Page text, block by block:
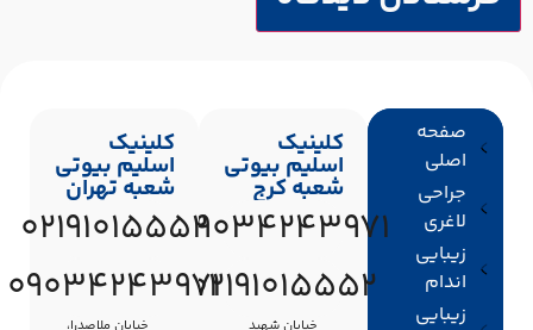
صفحه
اصلی
جراحی
لاغری
زیبایی
اندام
زیبایی
کلینیک
اسلیم بیوتی
شعبه کرج
09034243971
02191015552
کلینیک
اسلیم بیوتی
شعبه تهران
02191015552
09034243971